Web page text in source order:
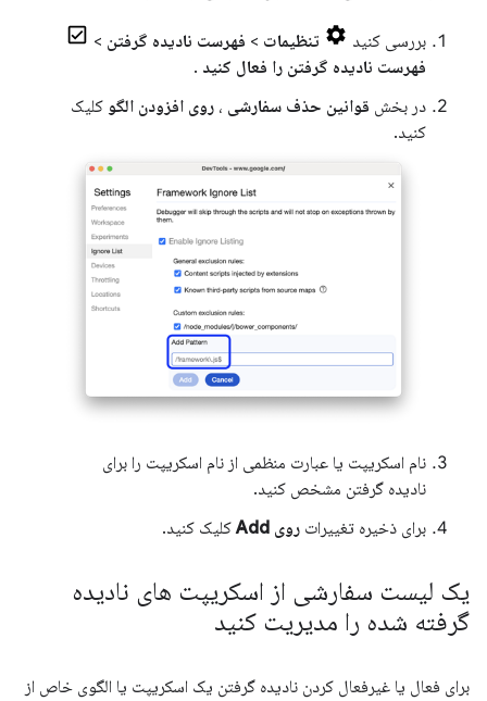
بررسی کنید تنظیمات > فهرست نادیده گرفتن >
فهرست نادیده گرفتن را فعال کنید .
در بخش قوانین حذف سفارشی ، روی افزودن الگو کلیک
کنید.
نام اسکریپت یا عبارت منظمی از نام اسکریپت را برای
نادیده گرفتن مشخص کنید.
برای ذخیره تغییرات روی Add کلیک کنید.
یک لیست سفارشی از اسکریپت های نادیده
گرفته شده را مدیریت کنید
برای فعال یا غیرفعال کردن نادیده گرفتن یک اسکریپت یا الگوی خاص از